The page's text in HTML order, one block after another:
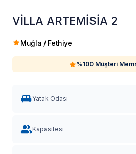
VİLLA ARTEMİSİA 2
Muğla / Fethiye
%100 Müşteri
Yatak Odası
Kapasitesi